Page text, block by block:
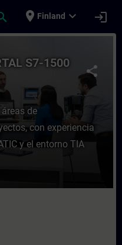
place Finland expand_more login
TIA PORTAL
share
S7-1500
de
con experiencia
y el entorno TIA